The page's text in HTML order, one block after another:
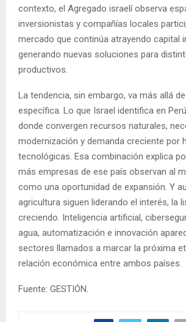
contexto, el Agregado israelí observa
inversionistas y compañías locales
mercado que continúa atrayendo capital
generando nuevas soluciones para
productivos.
La tendencia, sin embargo, va más allá
específica. Lo que Israel identifica en
donde convergen recursos naturales,
modernización y demanda creciente por
tecnológicas. Esa combinación explica
más empresas de ese país observan al
como una oportunidad de expansión. Y
agricultura siguen liderando el interés, la
creciendo. Inteligencia artificial,
agua, automatización e innovación
sectores llamados a marcar la próxima
relación económica entre ambos países.
Fuente: GESTIÓN.